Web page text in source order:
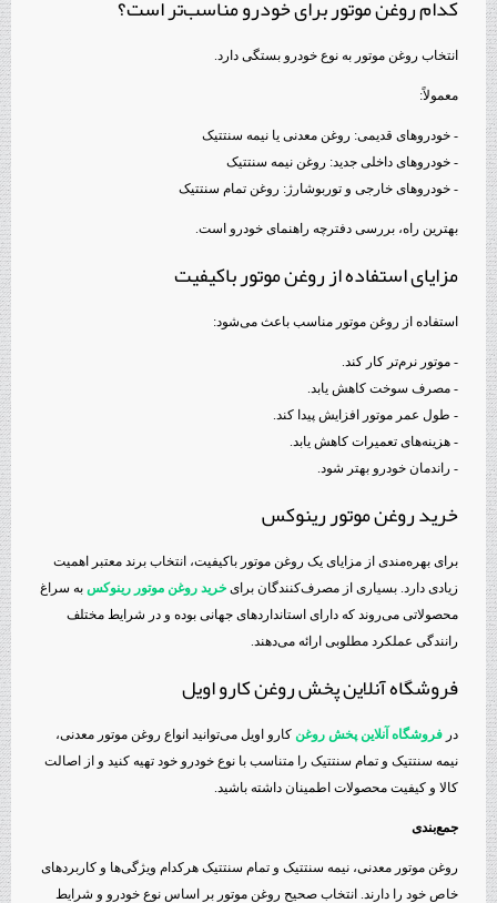
کدام روغن موتور برای خودرو مناسب‌تر است؟
انتخاب روغن موتور به نوع خودرو بستگی دارد.
معمولاً:
- خودروهای قدیمی: روغن معدنی یا نیمه سنتتیک
- خودروهای داخلی جدید: روغن نیمه سنتتیک
- خودروهای خارجی و توربوشارژ: روغن تمام سنتتیک
بهترین راه، بررسی دفترچه راهنمای خودرو است.
مزایای استفاده از روغن موتور باکیفیت
استفاده از روغن موتور مناسب باعث می‌شود:
- موتور نرم‌تر کار کند.
- مصرف سوخت کاهش یابد.
- طول عمر موتور افزایش پیدا کند.
- هزینه‌های تعمیرات کاهش یابد.
- راندمان خودرو بهتر شود.
خرید روغن موتور رینوکس
برای بهره‌مندی از مزایای یک روغن موتور باکیفیت، انتخاب برند معتبر اهمیت
زیادی دارد. بسیاری از مصرف‌کنندگان برای خرید روغن موتور رینوکسبه سراغ
محصولاتی می‌روند که دارای استانداردهای جهانی بوده و در شرایط مختلف
رانندگی عملکرد مطلوبی ارائه می‌دهند.
فروشگاه آنلاین پخش روغن کارو اویل
فروشگاه آنلاین پخش روغنکارو اویل می‌توانید انواع روغن موتور معدنی،
نیمه سنتتیک و تمام سنتتیک را متناسب با نوع خودرو خود تهیه کنید و از اصالت
کالا و کیفیت محصولات اطمینان داشته باشید.
جمع‌بندی
روغن موتور معدنی، نیمه سنتتیک و تمام سنتتیک هرکدام ویژگی‌ها و کاربردهای
خاص خود را دارند. انتخاب صحیح روغن موتور بر اساس نوع خودرو و شرایط